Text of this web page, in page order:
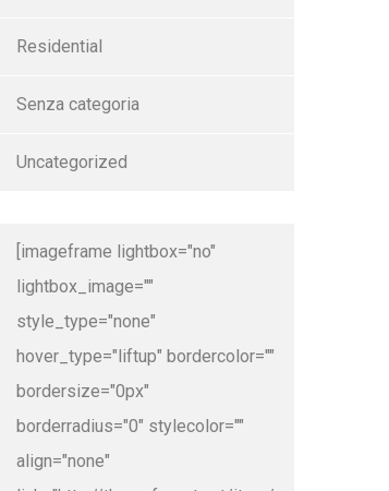
Residential
Senza categoria
Uncategorized
[imageframe lightbox="no"
lightbox_image=""
style_type="none"
hover_type="liftup" bordercolor=""
bordersize="0px"
borderradius="0" stylecolor=""
align="none"